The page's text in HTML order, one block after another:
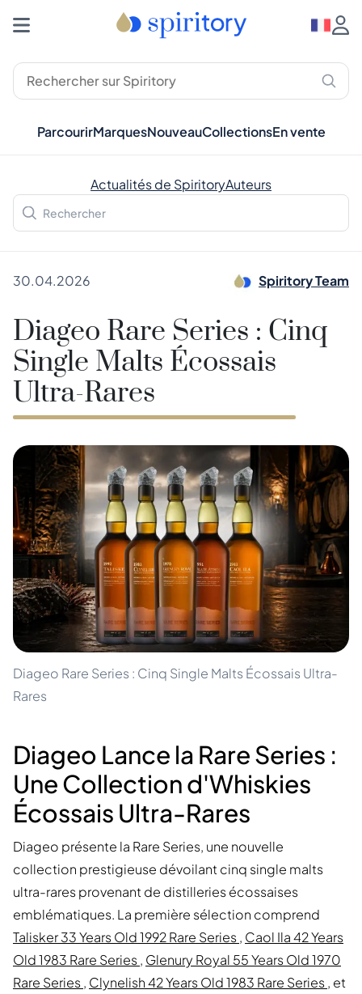
ParcourirMarquesNouveauCollectionsEn vente
Actualités de SpiritoryAuteurs
30.04.2026 Spiritory Team
Diageo Rare Series : Cinq
Single Malts Écossais
Ultra-Rares
Diageo Rare Series : Cinq Single Malts Écossais Ultra-
Rares
Diageo Lance la Rare Series :
Une Collection d'Whiskies
Écossais Ultra-Rares
Diageo présente la Rare Series, une nouvelle
collection prestigieuse dévoilant cinq single malts
ultra-rares provenant de distilleries écossaises
emblématiques. La première sélection comprend
Talisker 33 Years Old 1992 Rare Series, Caol Ila 42 Years
Old 1983 Rare Series, Glenury Royal 55 Years Old 1970
Rare Series, Clynelish 42 Years Old 1983 Rare Series, et